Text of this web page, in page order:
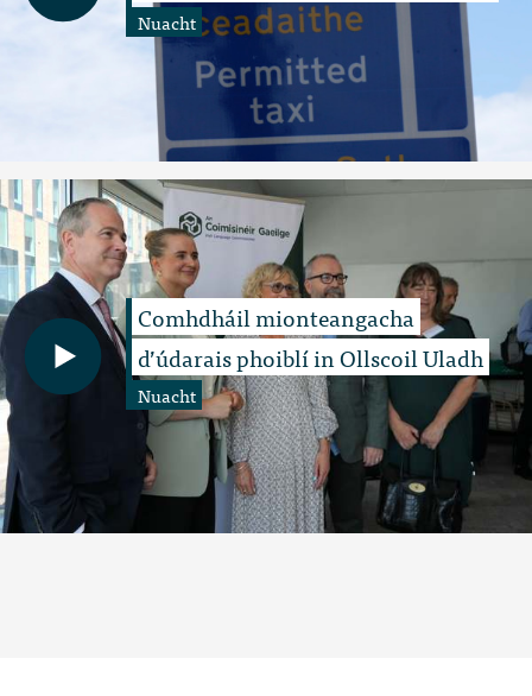
Nuacht
Comhdháil mionteangacha
d’údarais phoiblí in Ollscoil Uladh
Nuacht